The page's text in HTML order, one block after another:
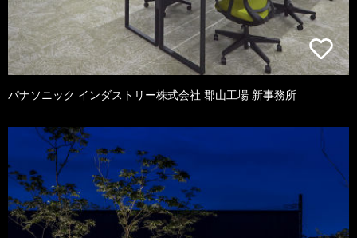
パナソニック インダストリー株式会社 郡山工場 新事務所